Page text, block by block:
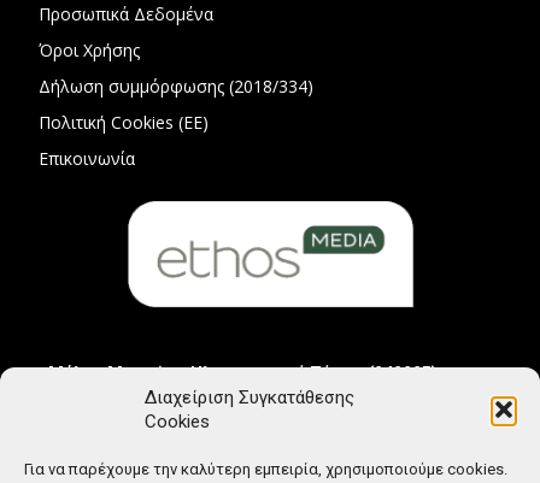
Διαχείριση Συγκατάθεσης
Cookies
Για να παρέχουμε την καλύτερη εμπειρία, χρησιμοποιούμε cookies.
Προσωπικά Δεδομένα
Όροι Χρήσης
Δήλωση συμμόρφωσης (2018/334)
Πολιτική Cookies (ΕΕ)
Επικοινωνία
Μέλος Μητρώου Ηλεκτρονικού Τύπου (242225)